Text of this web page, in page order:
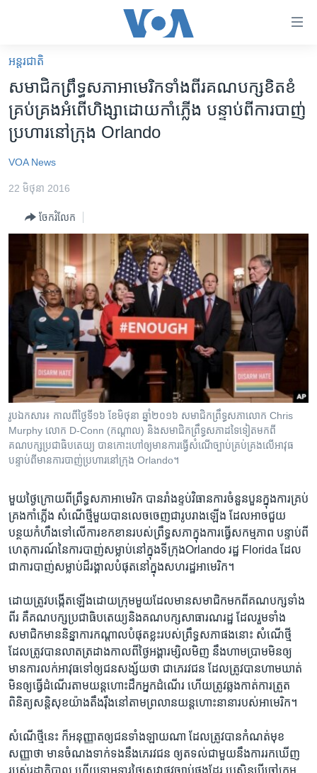
គេហទំព័រ​
ទាក់ទង
និង​
ចូល​
ទំព័រ​
ព័ត៌មាន​​
រំលង​
ចូល​
ទំព័រ​
ទៅ​
កាន់​
ទំព័រ​
ស្វែង​
អន្តរជាតិ
ព្រឹត្តិការណ៍ព័ត៌មាន
ទូរទស្សន៍ / វីដេអូ​
វិទ្យុ / ផតខាសថ៍
កម្មវិធីទាំងអស់
Khmer English
បណ្តាញ​សង្គម
ភាសា
អន្តរជាតិ
សមាជិក​ព្រឹទ្ធសភា​អាមេរិក​ទាំង​ពីរ​គណបក្ស​ខិតខំ​
គ្រប់គ្រង​អំពើ​ហិង្សា​ដោយ​កាំភ្លើង បន្ទាប់​​ពី​ការ​បាញ់​
ប្រហារ​នៅ​ក្រុង ​Orlando
VOA News
22 មិថុនា 2016
ចែករំលែក
រូបឯកសារ៖ កាលពីថ្ងៃទី១៦ ខែ​មិថុនា ឆ្នាំ​២០១៦ សមាជិកព្រឹទ្ធសភា​លោក Chris
Murphy លោក D-Conn (កណ្តាល) និង​សមាជិកព្រឹទ្ធសភា​ដទៃ​ទៀត​មក​ពី
គណបក្ស​ប្រជាធិបតេយ្យ​ បាន​កោះ​ហៅ​ឲ្យ​មាន​ការធ្វើ​សំណើច្បាប់​គ្រប់គ្រង​លើ​អាវុធ​
បន្ទាប់​ពី​មាន​ការ​បាញ់​ប្រហារ​នៅ​ក្រុង​ Orlando។
​មួយ​ថ្ងៃ​ក្រោយ​ពី​ព្រឹទ្ធសភា​អាមេរិក បាន​រាំង​ខ្ទប់​វិធានការ​ចំនួន​បួន​ក្នុង​ការ​គ្រប់
គ្រង​កាំភ្លើង សំណើ​ថ្មី​មួយ​បាន​លេច​ចេញ​ជា​រូប​រាង​ឡើង ដែល​អាច​ជួយ
បន្ថយ​កំហឹង​ទៅ​លើ​ការ​ខកខាន​របស់​ព្រឹទ្ធសភា​ក្នុង​ការ​ធ្វើ​សកម្មភាព​ បន្ទាប់​ពី​
ហេតុការណ៍​នៃ​ការ​បាញ់​សម្លាប់​នៅ​ក្នុង​ទីក្រុងOrlando រដ្ឋ Florida ដែល​
ជា​ការ​បាញ់​សម្លាប់​ដ៏​រង្គាល​បំផុត​នៅ​ក្នុង​សហរដ្ឋ​អាមេរិក។
ដោយ​ត្រូវ​បង្កើត​ឡើង​ដោយ​ក្រុម​មួយ​ដែល​មាន​សមាជិក​មក​ពី​គណបក្ស​ទាំង​
ពីរ គឺ​គណបក្ស​ប្រជាធិបតេយ្យ​និង​គណបក្ស​សាធារណរដ្ឋ ដែល​រួម​ទាំង​
សមាជិក​មាន​និន្នាការ​កណ្ដាល​បំផុត​ខ្លះ​របស់​ព្រឹទ្ធសភា​ផង​នោះ សំណើ​ថ្មី​
ដែល​ត្រូវ​បាន​លាតត្រដាង​កាល​ពី​ថ្ងៃ​អង្គារ​ម្សិលមិញ​ នឹង​ហាម​ប្រាម​មិន​ឲ្យ​
មាន​ការ​លក់​អាវុធ​ទៅ​ឲ្យជន​សង្ស័យ​ថា ​ជា​ភេរវជន ដែល​ត្រូវ​បាន​ហាម​ឃាត់​
មិន​ឲ្យ​ធ្វើ​ដំណើរ​តាម​យន្តហោះ​ដឹក​អ្នក​ដំណើរ ហើយ​ត្រូវ​ឆ្លងកាត់​ការ​ត្រួត
ពិនិត្យ​សន្តិសុខ​យ៉ាង​តឹងរ៉ឹង​នៅ​តាម​ព្រលានយន្តហោះ​នានា​របស់​អាមេរិក។
សំណើ​ថ្មី​នេះ ក៏​អនុញ្ញាត​ឲ្យ​ជន​ទាំង​ឡាយ​ណា ដែល​ត្រូវ​បាន​កំណត់​មុខ
សញ្ញា​ថា​ មាន​ចំណង​ទាក់ទង​នឹង​ភេរវជន ឲ្យ​ត​ទល់​ជាមួយ​នឹង​ការ​រក​ឃើញ​
របស់​រដ្ឋាភិបាល​ ហើយ​ទាមទារ​ថ្លៃ​សេវា​ផ្លូវ​ច្បាប់​ផង​ដែរ ប្រសិន​បើ​ចៅក្រម​